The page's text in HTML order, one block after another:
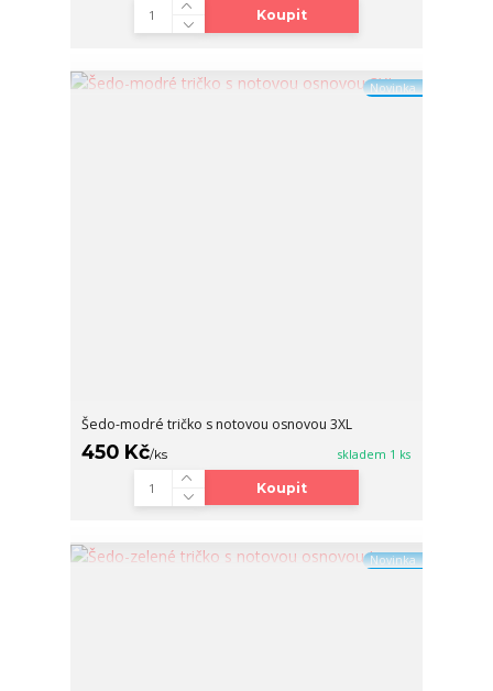
Koupit
Novinka
Šedo-modré tričko s notovou osnovou 3XL
450 Kč/ks skladem 1 ks
Koupit
Novinka